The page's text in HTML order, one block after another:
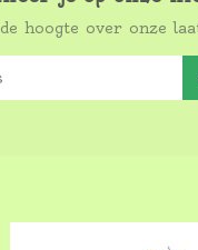
hoogte over onze